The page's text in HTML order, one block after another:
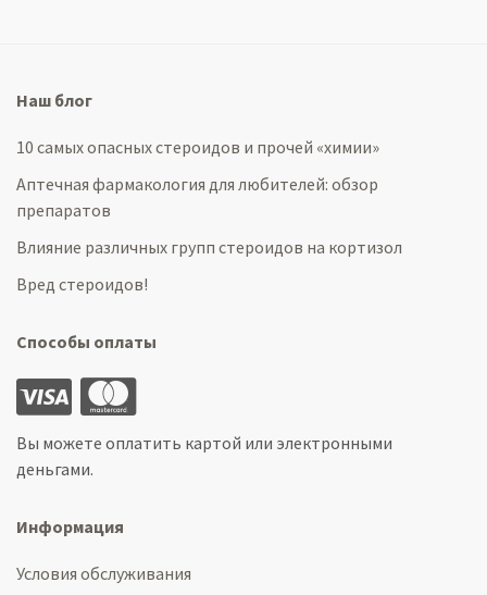
Наш блог
10 самых опасных стероидов и прочей «химии»
Аптечная фармакология для любителей: обзор
препаратов
Влияние различных групп стероидов на кортизол
Вред стероидов!
Способы оплаты
Вы можете оплатить картой или электронными
деньгами.
Информация
Условия обслуживания